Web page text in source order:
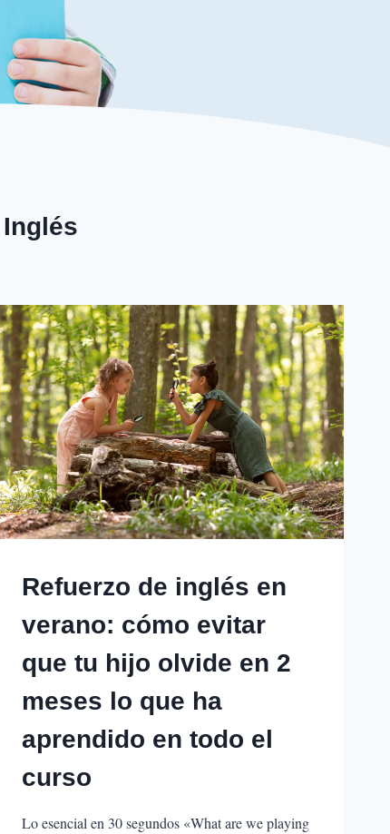
Refuerzo de inglés en
verano: cómo evitar
que tu hijo olvide en 2
meses lo que ha
aprendido en todo el
curso
Lo esencial en 30 segundos «What are we playing